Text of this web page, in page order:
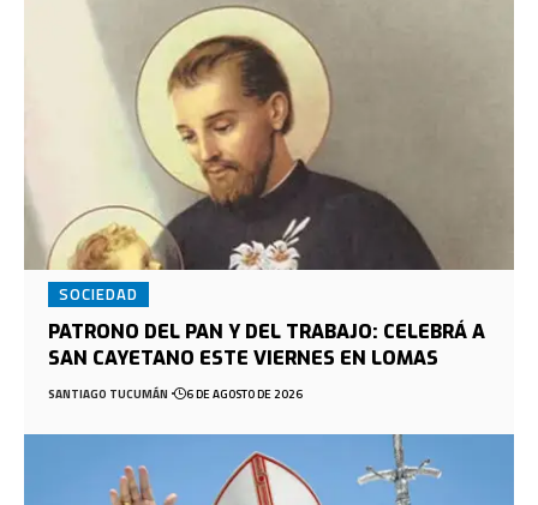
SOCIEDAD
PATRONO DEL PAN Y DEL TRABAJO: CELEBRÁ A
SAN CAYETANO ESTE VIERNES EN LOMAS
SANTIAGO TUCUMÁN 6 DE AGOSTO DE 2026